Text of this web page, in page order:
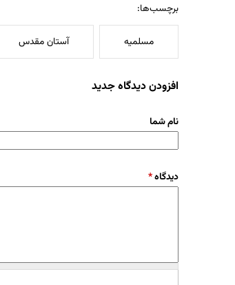
برچسب‌ها:
مسلمیه آستان مقدس
افزودن دیدگاه جدید
نام شما
دیدگاه*